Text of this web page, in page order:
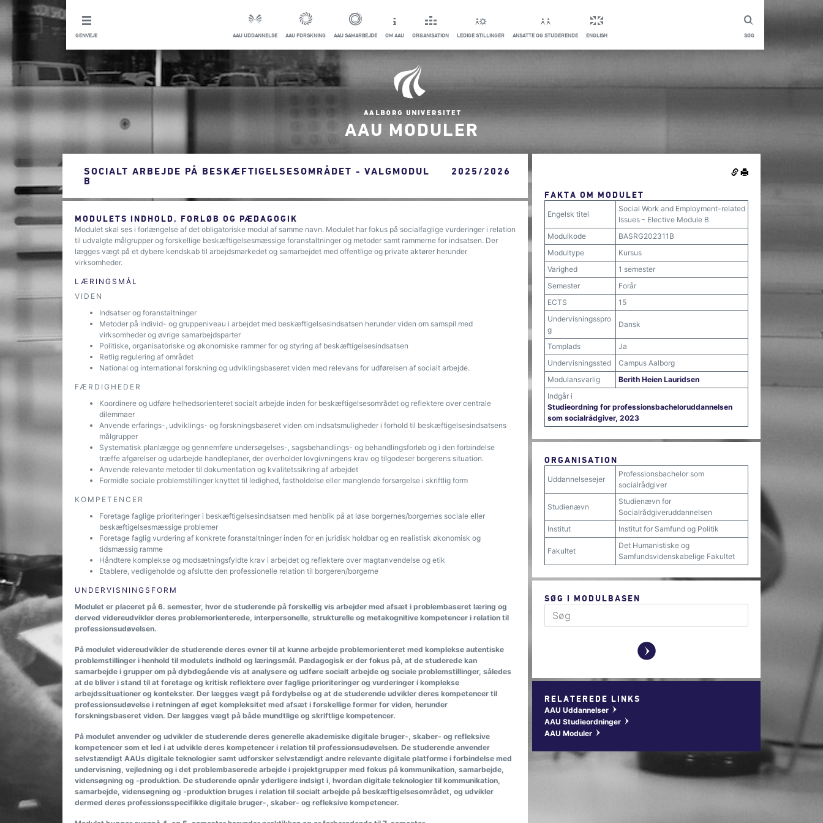
SØG
GENVEJE AAU UDDANNELSE AAU FORSKNING AAU SAMARBEJDE OM AAU ORGANISATION LEDIGE STILLINGER ANSATTE OG STUDERENDE ENGLISH
AAU MODULER
SOCIALT ARBEJDE PÅ BESKÆFTIGELSESOMRÅDET - VALGMODUL
B
2025/2026
MODULETS INDHOLD, FORLØB OG PÆDAGOGIK
Modulet skal ses i forlængelse af det obligatoriske modul af samme navn. Modulet har fokus på socialfaglige vurderinger i relation
til udvalgte målgrupper og forskellige beskæftigelsesmæssige foranstaltninger og metoder samt rammerne for indsatsen. Der
lægges vægt på et dybere kendskab til arbejdsmarkedet og samarbejdet med offentlige og private aktører herunder
virksomheder.
LÆRINGSMÅL
VIDEN
Indsatser og foranstaltninger
Metoder på individ- og gruppeniveau i arbejdet med beskæftigelsesindsatsen herunder viden om samspil med
virksomheder og øvrige samarbejdsparter
Politiske, organisatoriske og økonomiske rammer for og styring af beskæftigelsesindsatsen
Retlig regulering af området
National og international forskning og udviklingsbaseret viden med relevans for udførelsen af socialt arbejde.
FÆRDIGHEDER
Koordinere og udføre helhedsorienteret socialt arbejde inden for beskæftigelsesområdet og reflektere over centrale
dilemmaer
Anvende erfarings-, udviklings- og forskningsbaseret viden om indsatsmuligheder i forhold til beskæftigelsesindsatsens
målgrupper
Systematisk planlægge og gennemføre undersøgelses-, sagsbehandlings- og behandlingsforløb og i den forbindelse
træffe afgørelser og udarbejde handleplaner, der overholder lovgivningens krav og tilgodeser borgerens situation.
Anvende relevante metoder til dokumentation og kvalitetssikring af arbejdet
Formidle sociale problemstillinger knyttet til ledighed, fastholdelse eller manglende forsørgelse i skriftlig form
KOMPETENCER
Foretage faglige prioriteringer i beskæftigelsesindsatsen med henblik på at løse borgernes/borgernes sociale eller
beskæftigelsesmæssige problemer
Foretage faglig vurdering af konkrete foranstaltninger inden for en juridisk holdbar og en realistisk økonomisk og
tidsmæssig ramme
Håndtere komplekse og modsætningsfyldte krav i arbejdet og reflektere over magtanvendelse og etik
Etablere, vedligeholde og afslutte den professionelle relation til borgeren/borgerne
UNDERVISNINGSFORM
Modulet er placeret på 6. semester, hvor de studerende på forskellig vis arbejder med afsæt i problembaseret læring og
derved videreudvikler deres problemorienterede, interpersonelle, strukturelle og metakognitive kompetencer i relation til
professionsudøvelsen.
På modulet videreudvikler de studerende deres evner til at kunne arbejde problemorienteret med komplekse autentiske
problemstillinger i henhold til modulets indhold og læringsmål. Pædagogisk er der fokus på, at de studerede kan
samarbejde i grupper om på dybdegående vis at analysere og udføre socialt arbejde og sociale problemstillinger, således
at de bliver i stand til at foretage og kritisk reflektere over faglige prioriteringer og vurderinger i komplekse
arbejdssituationer og kontekster. Der lægges vægt på fordybelse og at de studerende udvikler deres kompetencer til
professionsudøvelse i retningen af øget kompleksitet med afsæt i forskellige former for viden, herunder
forskningsbaseret viden. Der lægges vægt på både mundtlige og skriftlige kompetencer.
På modulet anvender og udvikler de studerende deres generelle akademiske digitale bruger-, skaber- og refleksive
kompetencer som et led i at udvikle deres kompetencer i relation til professionsudøvelsen. De studerende anvender
selvstændigt AAUs digitale teknologier samt udforsker selvstændigt andre relevante digitale platforme i forbindelse med
undervisning, vejledning og i det problembaserede arbejde i projektgrupper med fokus på kommunikation, samarbejde,
vidensøgning og -produktion. De studerende opnår yderligere indsigt i, hvordan digitale teknologier til kommunikation,
samarbejde, vidensøgning og -produktion bruges i relation til socialt arbejde på beskæftigelsesområdet, og udvikler
dermed deres professionsspecifikke digitale bruger-, skaber- og refleksive kompetencer.
FAKTA OM MODULET
Engelsk titel
Social Work and Employment-related
Issues - Elective Module B
Modulkode
BASRG202311B
Modultype
Kursus
Varighed
1 semester
Semester
Forår
ECTS
15
Undervisningsspro
g
Dansk
Tomplads
Ja
Undervisningssted
Campus Aalborg
Modulansvarlig
Berith Heien Lauridsen
Indgår i
Studieordning for professionsbacheloruddannelsen
som socialrådgiver, 2023
ORGANISATION
Uddannelsesejer
Professionsbachelor som
socialrådgiver
Studienævn
Studienævn for
Socialrådgiveruddannelsen
Institut
Institut for Samfund og Politik
Fakultet
Det Humanistiske og
Samfundsvidenskabelige Fakultet
SØG I MODULBASEN
y
RELATEREDE LINKS
AAU Uddannelser w
AAU Studieordninger w
AAU Moduler w